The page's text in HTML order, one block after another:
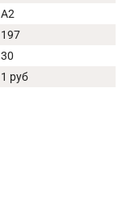
A2
197
30
1 руб